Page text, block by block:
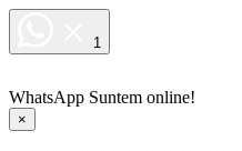
1
WhatsApp Suntem online!
×